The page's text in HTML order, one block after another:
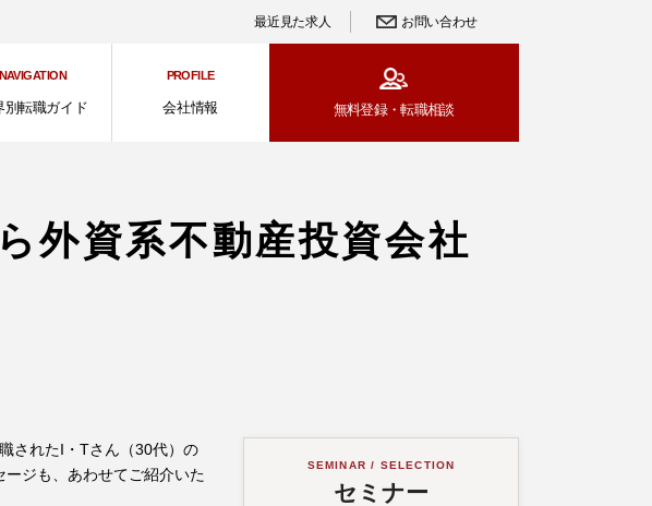
最近見た求人 お問い合わせ
NAVIGATION
別転職ガイド
PROFILE
会社情報 無料登録・転職相談
外資系不動産投資会社
されたI・Tさん（30代）の
ジも、あわせてご紹介いた
SEMINAR / SELECTION
セミナー